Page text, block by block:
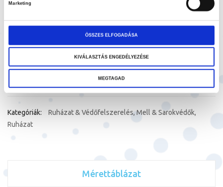
Marketing
ÖSSZES ELFOGADÁSA
KIVÁLASZTÁS ENGEDÉLYEZÉSE
MEGTAGAD
Hozzáadás a kívánságlistához
Kategóriák: Ruházat & Védőfelszerelés, Mell & Sarokvédők,
Ruházat
Mérettáblázat